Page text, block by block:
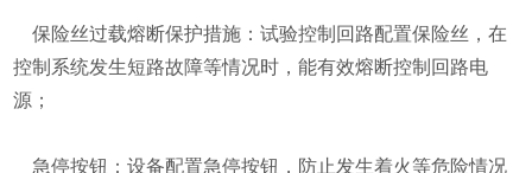
保险丝过载熔断保护措施：试验控制回路配置保险丝，在
控制系统发生短路故障等情况时，能有效熔断控制回路电
源；
急停按钮：设备配置急停按钮，防止发生着火等危险情况